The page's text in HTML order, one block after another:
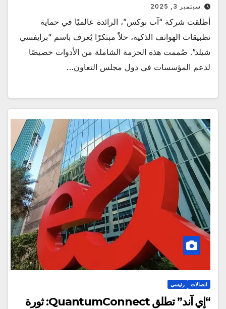
سبتمبر 3, 2025
أطلقت شركة “آب نوكس”، الرائدة عالميًا في حماية
تطبيقات الهواتف الذكية، حلاً مبتكرًا يُعرف باسم “برايفسي
شيلد”. صُممت هذه الحزمة الشاملة من الأدوات خصيصًا
لدعم المؤسسات في دول مجلس التعاون…
اتصالات رئيسي
“إي آند” تطلق QuantumConnect: ثورة